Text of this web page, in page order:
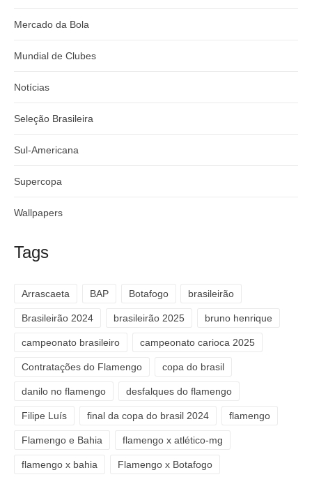
Mercado da Bola
Mundial de Clubes
Notícias
Seleção Brasileira
Sul-Americana
Supercopa
Wallpapers
Tags
Arrascaeta BAP Botafogo brasileirão
Brasileirão 2024 brasileirão 2025 bruno henrique
campeonato brasileiro campeonato carioca 2025
Contratações do Flamengo copa do brasil
danilo no flamengo desfalques do flamengo
Filipe Luís final da copa do brasil 2024 flamengo
Flamengo e Bahia flamengo x atlético-mg
flamengo x bahia Flamengo x Botafogo